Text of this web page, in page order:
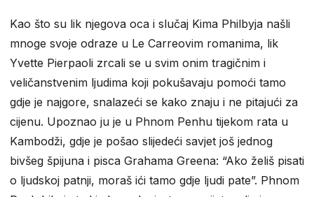
Kao što su lik njegova oca i slučaj Kima Philbyja našli
mnoge svoje odraze u Le Carreovim romanima, lik
Yvette Pierpaoli zrcali se u svim onim tragičnim i
veličanstvenim ljudima koji pokušavaju pomoći tamo
gdje je najgore, snalazeći se kako znaju i ne pitajući za
cijenu. Upoznao ju je u Phnom Penhu tijekom rata u
Kambodži, gdje je pošao slijedeći savjet još jednog
bivšeg špijuna i pisca Grahama Greena: “Ako želiš pisati
o ljudskoj patnji, moraš ići tamo gdje ljudi pate”. Phnom